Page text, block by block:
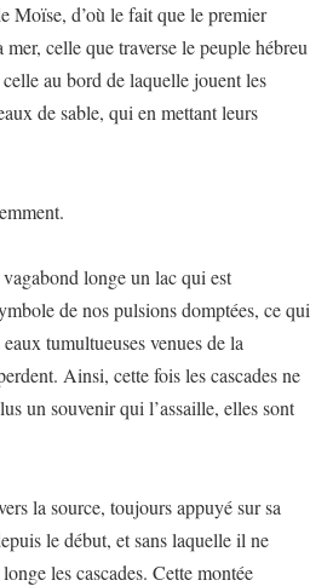
Moïse, d’où le fait que le premier
celle que traverse le peuple hébreu
au bord de laquelle jouent les
de sable, qui en mettant leurs
longe un lac qui est
de nos pulsions domptées, ce qui
tumultueuses venues de la
Ainsi, cette fois les cascades ne
un souvenir qui l’assaille, elles sont
la source, toujours appuyé sur sa
le début, et sans laquelle il ne
les cascades. Cette montée